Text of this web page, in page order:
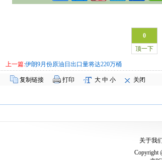
0
顶一下
上一篇:伊朗9月份原油日出口量将达220万桶
复制链接 打印 大 中 小 关闭
关于我
Copyright